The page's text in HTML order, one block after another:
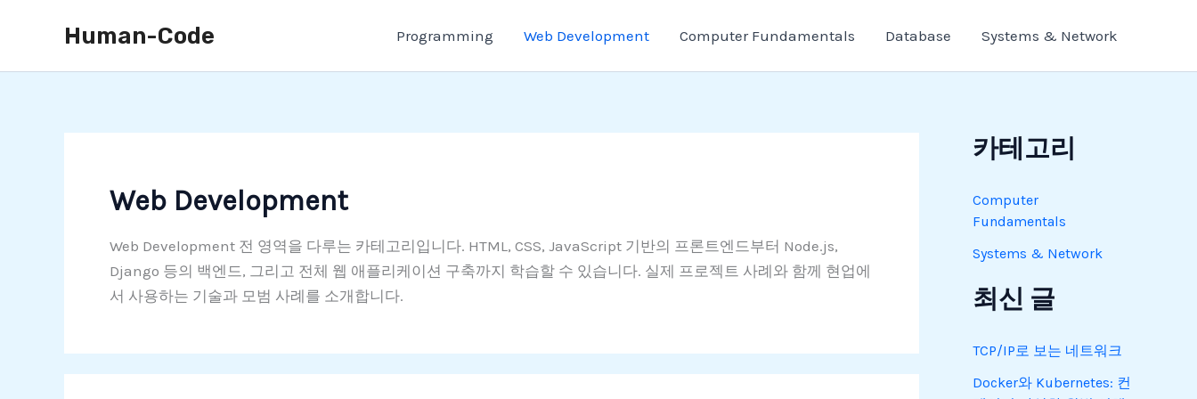
Human-Code Programming Web Development Computer Fundamentals Database Systems & Network
Web Development
Web Development 전 영역을 다루는 카테고리입니다. HTML, CSS, JavaScript 기반의 프론트엔드부터 Node.js,
Django 등의 백엔드, 그리고 전체 웹 애플리케이션 구축까지 학습할 수 있습니다. 실제 프로젝트 사례와 함께 현업에
서 사용하는 기술과 모범 사례를 소개합니다.
카테고리
Computer
Fundamentals
Systems & Network
최신 글
TCP/IP로 보는 네트워크
Docker와 Kubernetes: 컨